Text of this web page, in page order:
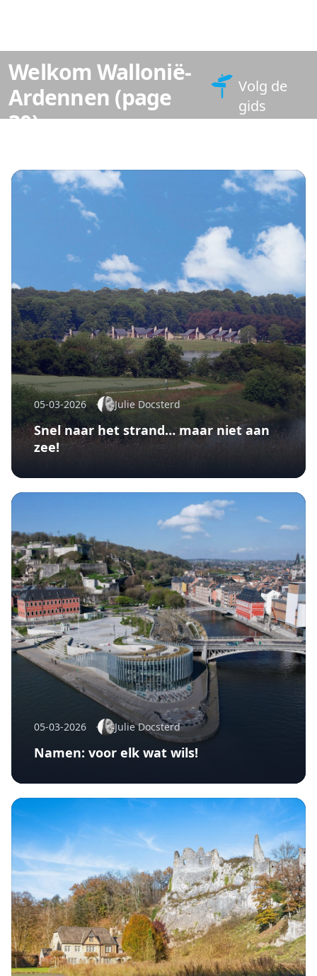
Welkom Wallonië-
Ardennen (page
30)
Volg de
gids
05-03-2026 Julie Docsterd
Snel naar het strand… maar niet aan
zee!
05-03-2026 Julie Docsterd
Namen: voor elk wat wils!